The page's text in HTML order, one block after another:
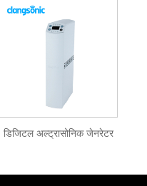
डिजिटल अल्ट्रासोनिक जेनरेटर